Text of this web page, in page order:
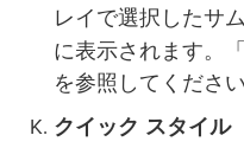
レイで選択したサ
に表示されます。「
を参照してください
クイック スタイル